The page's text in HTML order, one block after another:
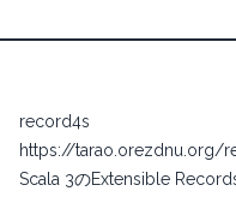
record4s
https://tarao.orezdnu.org/
Scala 3のExtensible